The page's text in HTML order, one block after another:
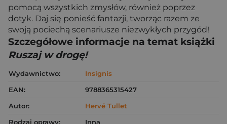
pomocą wszystkich zmysłów, również poprzez
dotyk. Daj się ponieść fantazji, tworząc razem ze
swoją pociechą scenariusze niezwykłych przygód!
Szczegółowe informacje na temat książki
Ruszaj w drogę!
Wydawnictwo:
Insignis
EAN:
9788365315427
Autor:
Hervé Tullet
Rodzaj oprawy:
Inna